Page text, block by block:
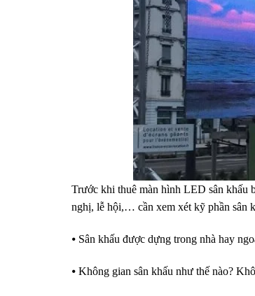
Trước khi thuê màn hình LED sân khấu
nghị, lễ hội,… cần xem xét kỹ phần sân
⦁ Sân khấu được dựng trong nhà hay
⦁ Không gian sân khấu như thế nào?